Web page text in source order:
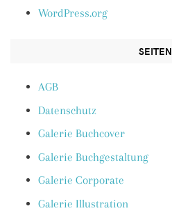
WordPress.org
SEITEN
AGB
Datenschutz
Galerie Buchcover
Galerie Buchgestaltung
Galerie Corporate
Galerie Illustration